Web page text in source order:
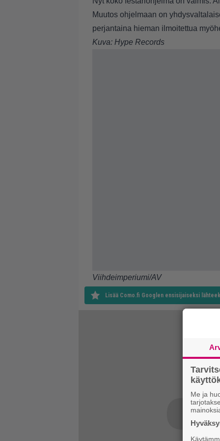
Muutos ohjelmaan on
perjantaina hieman ilmoitettua
Kuva: Hype Records
Viihdeimperiumi/AV
Lisää Como.fi Googlen ensisijaiseksi
Me ja